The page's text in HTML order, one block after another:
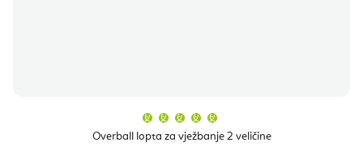
Overball lopta za vježbanje 2 veličine
proizvoda
je